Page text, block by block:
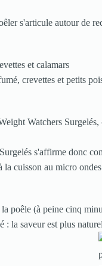
s'articule autour de
et calamars
crevettes et petits
Watchers
s'affirme donc
cuisson au micro
poêle (à peine cinq
: la saveur est plus